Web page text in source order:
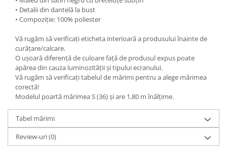
• Detalii din dantelă la bust
• Compoziție: 100% poliester
Vă rugăm să verificați eticheta interioară a produsului înainte de
curățare/calcare.
O ușoară diferență de culoare față de produsul expus poate
apărea din cauza luminozității și tipului ecranului.
Vă rugăm să verificați tabelul de mărimi pentru a alege mărimea
corectă!
Modelul poartă mărimea S (36) și are 1,80 m înălțime.
Tabel mărimi
Review-uri(0)